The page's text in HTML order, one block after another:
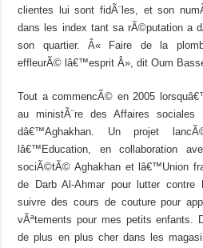
clientes lui sont fidÃ¨les, et son
dans les index tant sa rÃ©putation a
son quartier. Â« Faire de la
effleurÃ© lâ€™esprit Â», dit Oum
Tout a commencÃ© en 2005
au ministÃ¨re des Affaires
dâ€™Aghakhan. Un projet
lâ€™Education, en collaboration
sociÃ©tÃ© Aghakhan et lâ€™Union
de Darb Al-Ahmar pour lutter contre
suivre des cours de couture pour
vÃªtements pour mes petits enfants.
de plus en plus cher dans les